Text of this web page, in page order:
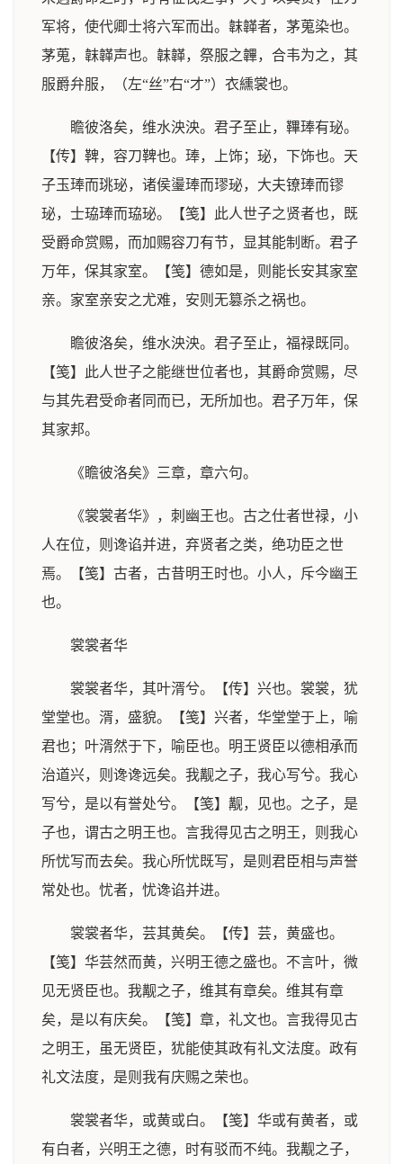
军将，使代卿士将六军而出。韎韚者，茅蒐染也。
茅蒐，韎韚声也。韎韚，祭服之韠，合韦为之，其
服爵弁服，（左“丝”右“才”）衣纁裳也。
瞻彼洛矣，维水泱泱。君子至止，鞸琫有珌。
【传】鞞，容刀鞞也。琫，上饰；珌，下饰也。天
子玉琫而珧珌，诸侯璗琫而璆珌，大夫镣琫而镠
珌，士珕琫而珕珌。【笺】此人世子之贤者也，既
受爵命赏赐，而加赐容刀有节，显其能制断。君子
万年，保其家室。【笺】德如是，则能长安其家室
亲。家室亲安之尤难，安则无篡杀之祸也。
瞻彼洛矣，维水泱泱。君子至止，福禄既同。
【笺】此人世子之能继世位者也，其爵命赏赐，尽
与其先君受命者同而已，无所加也。君子万年，保
其家邦。
《瞻彼洛矣》三章，章六句。
《裳裳者华》，刺幽王也。古之仕者世禄，小
人在位，则谗谄并进，弃贤者之类，绝功臣之世
焉。【笺】古者，古昔明王时也。小人，斥今幽王
也。
裳裳者华
裳裳者华，其叶湑兮。【传】兴也。裳裳，犹
堂堂也。湑，盛貌。【笺】兴者，华堂堂于上，喻
君也；叶湑然于下，喻臣也。明王贤臣以德相承而
治道兴，则谗谗远矣。我觏之子，我心写兮。我心
写兮，是以有誉处兮。【笺】觏，见也。之子，是
子也，谓古之明王也。言我得见古之明王，则我心
所忧写而去矣。我心所忧既写，是则君臣相与声誉
常处也。忧者，忧谗谄并进。
裳裳者华，芸其黄矣。【传】芸，黄盛也。
【笺】华芸然而黄，兴明王德之盛也。不言叶，微
见无贤臣也。我觏之子，维其有章矣。维其有章
矣，是以有庆矣。【笺】章，礼文也。言我得见古
之明王，虽无贤臣，犹能使其政有礼文法度。政有
礼文法度，是则我有庆赐之荣也。
裳裳者华，或黄或白。【笺】华或有黄者，或
有白者，兴明王之德，时有驳而不纯。我觏之子，